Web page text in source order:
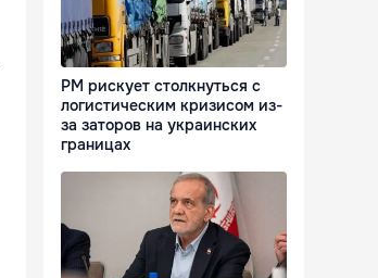
РМ рискует столкнуться с
логистическим кризисом из-
за заторов на украинских
границах